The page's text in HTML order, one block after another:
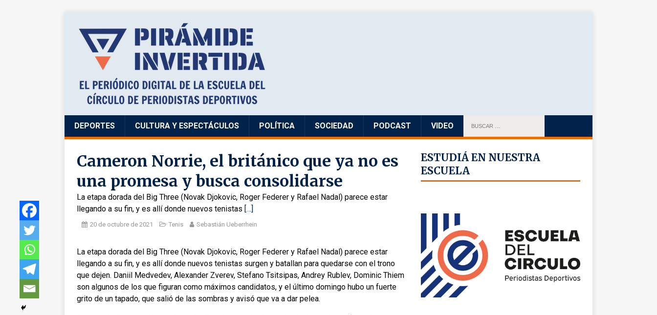
DEPORTES CULTURA Y ESPECTÁCULOS POLÍTICA SOCIEDAD PODCAST VIDEO
Cameron Norrie, el británico que ya no es
una promesa y busca consolidarse
La etapa dorada del Big Three (Novak Djokovic, Roger Federer y Rafael Nadal) parece estar
llegando a su fin, y es allí donde nuevos tenistas […]
20 de octubre de 2021 Tenis Sebastián Ueberrhein
La etapa dorada del Big Three (Novak Djokovic, Roger Federer y Rafael Nadal) parece estar
llegando a su fin, y es allí donde nuevos tenistas surgen y batallan para quedarse con el trono
que dejen. Daniil Medvedev, Alexander Zverev, Stefano Tsitsipas, Andrey Rublev, Dominic Thiem
son algunos de los que figuran como máximos candidatos, y el último domingo hubo un fuerte
grito de un tapado, que salió de las sombras y avisó que va a dar pelea.
ESTUDIÁ EN NUESTRA
ESCUELA